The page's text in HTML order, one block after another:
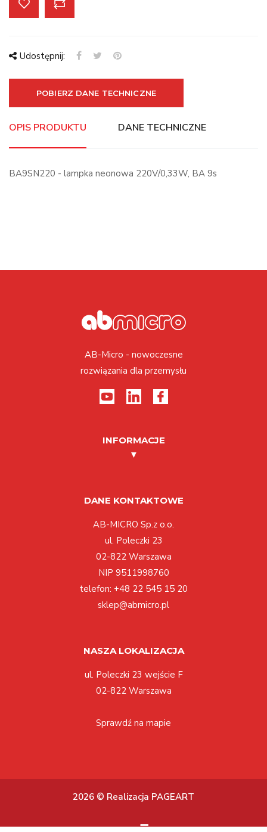
Udostępnij:
POBIERZ DANE TECHNICZNE
OPIS PRODUKTU DANE TECHNICZNE
BA9SN220 - lampka neonowa 220V/0,33W, BA 9s
AB-Micro - nowoczesne
rozwiązania dla przemysłu
INFORMACJE
DANE KONTAKTOWE
AB-MICRO Sp.z o.o.
ul. Poleczki 23
02-822 Warszawa
NIP 9511998760
telefon: +48 22 545 15 20
sklep@abmicro.pl
NASZA LOKALIZACJA
ul. Poleczki 23 wejście F
02-822 Warszawa
Sprawdź na mapie
2026 © Realizacja PAGEART